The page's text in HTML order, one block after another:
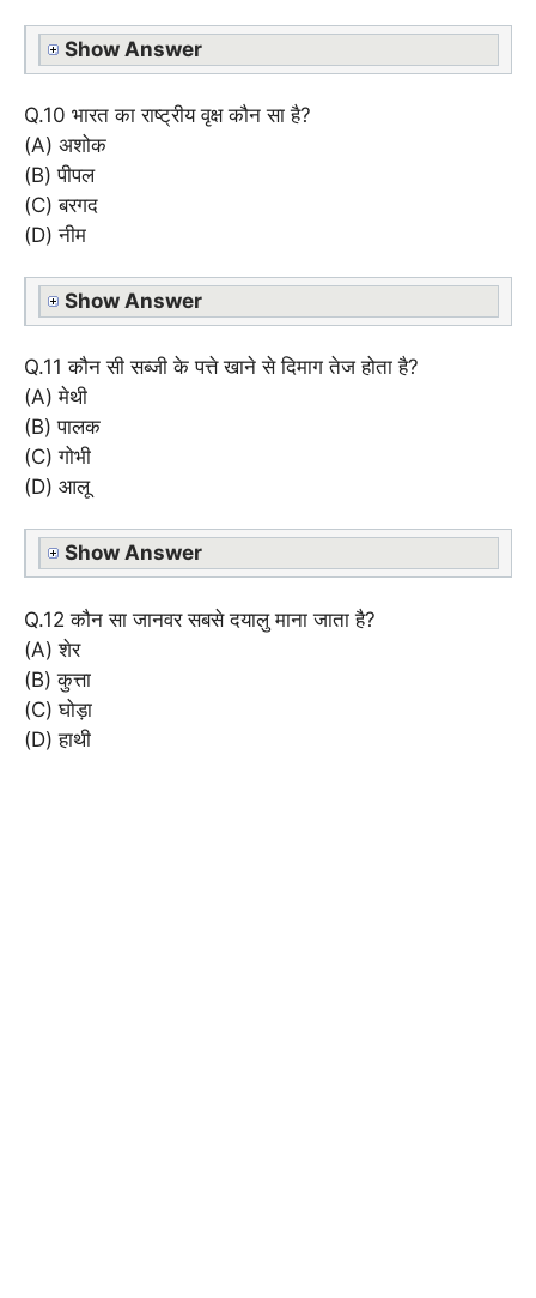
Show Answer
Q.10 भारत का राष्ट्रीय वृक्ष कौन सा है?
(A) अशोक
(B) पीपल
(C) बरगद
(D) नीम
Show Answer
Q.11 कौन सी सब्जी के पत्ते खाने से दिमाग तेज होता है?
(A) मेथी
(B) पालक
(C) गोभी
(D) आलू
Show Answer
Q.12 कौन सा जानवर सबसे दयालु माना जाता है?
(A) शेर
(B) कुत्ता
(C) घोड़ा
(D) हाथी